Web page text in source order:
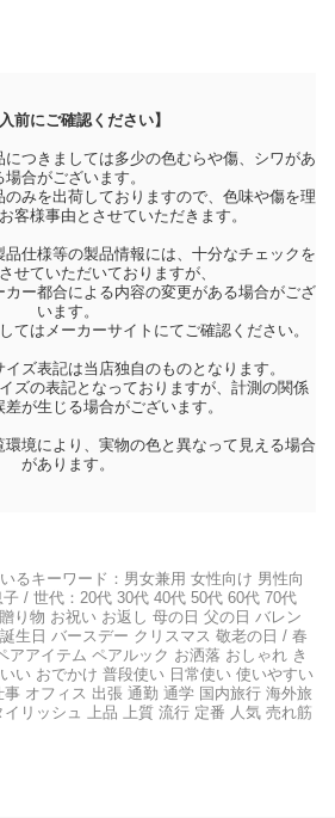
入前にご確認ください】
につきましては多少の色むらや傷、シワがあ
場合がございます。
みを出荷しておりますので、色味や傷を理
客様事由とさせていただきます。
品仕様等の製品情報には、十分なチェックを
せていただいておりますが、
ー都合による内容の変更がある場合がござ
います。
てはメーカーサイトにてご確認ください。
イズ表記は当店独自のものとなります。
ズの表記となっておりますが、計測の関係
が生じる場合がございます。
環境により、実物の色と異なって見える場合
があります。
るキーワード：男女兼用 女性向け 男性向
/ 世代：20代 30代 40代 50代 60代 70代
り物 お祝い お返し 母の日 父の日 バレン
生日 バースデー クリスマス 敬老の日 / 春
アアイテム ペアルック お洒落 おしゃれ き
い おでかけ 普段使い 日常使い 使いやすい
オフィス 出張 通勤 通学 国内旅行 海外旅
リッシュ 上品 上質 流行 定番 人気 売れ筋